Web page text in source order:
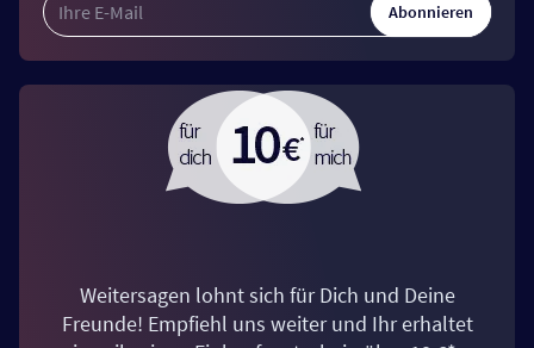
Abonnieren
Weitersagen lohnt sich für Dich und Deine
Freunde! Empfiehl uns weiter und Ihr erhaltet